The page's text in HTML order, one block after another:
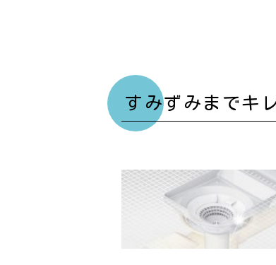
すみずみまでキ